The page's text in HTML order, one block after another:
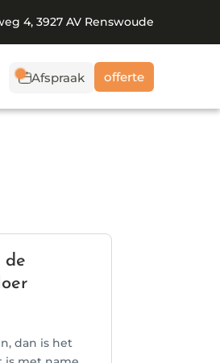
4, 3927 AV Renswoude
Afspraak offerte
de
dan is het